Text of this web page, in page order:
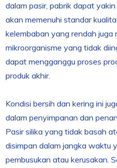
dalam pasir, pabrik dapat
akan memenuhi standar
kelembaban yang rendah juga
mikroorganisme yang tidak
dapat mengganggu proses
produk akhir.
Kondisi bersih dan kering ini
dalam penyimpanan dan
Pasir silika yang tidak basah
disimpan dalam jangka waktu
pembusukan atau kerusakan.